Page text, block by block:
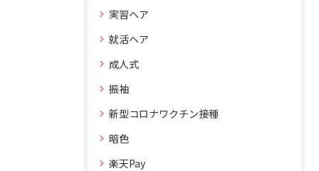
実習ヘア
就活ヘア
成人式
振袖
新型コロナワクチン接種
暗色
楽天Pay